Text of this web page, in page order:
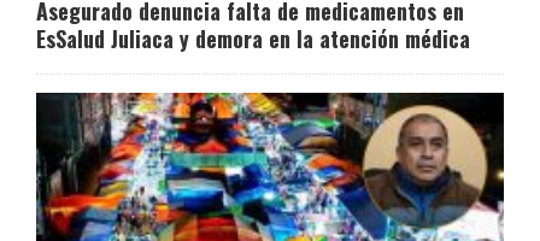
Asegurado denuncia falta de medicamentos en
EsSalud Juliaca y demora en la atención médica